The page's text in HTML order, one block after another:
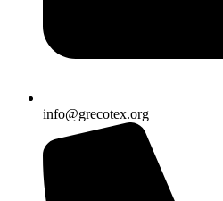
info@grecotex.org